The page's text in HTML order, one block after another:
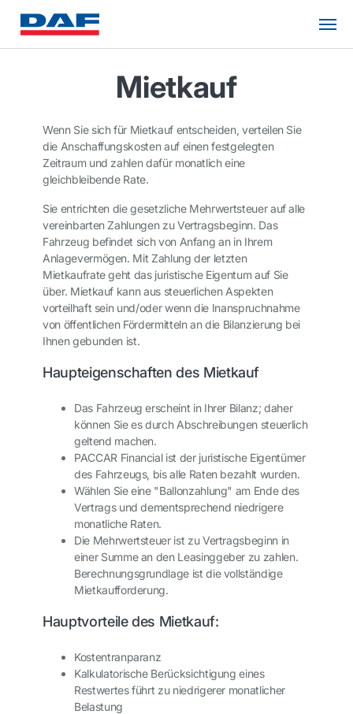
Mietkauf
Wenn Sie sich für Mietkauf entscheiden, verteilen Sie
die Anschaffungskosten auf einen festgelegten
Zeitraum und zahlen dafür monatlich eine
gleichbleibende Rate.
Sie entrichten die gesetzliche Mehrwertsteuer auf alle
vereinbarten Zahlungen zu Vertragsbeginn. Das
Fahrzeug befindet sich von Anfang an in Ihrem
Anlagevermögen. Mit Zahlung der letzten
Mietkaufrate geht das juristische Eigentum auf Sie
über. Mietkauf kann aus steuerlichen Aspekten
vorteilhaft sein und/oder wenn die Inanspruchnahme
von öffentlichen Fördermitteln an die Bilanzierung bei
Ihnen gebunden ist.
Haupteigenschaften des Mietkauf
Das Fahrzeug erscheint in Ihrer Bilanz; daher
können Sie es durch Abschreibungen steuerlich
geltend machen.
PACCAR Financial ist der juristische Eigentümer
des Fahrzeugs, bis alle Raten bezahlt wurden.
Wählen Sie eine "Ballonzahlung" am Ende des
Vertrags und dementsprechend niedrigere
monatliche Raten.
Die Mehrwertsteuer ist zu Vertragsbeginn in
einer Summe an den Leasinggeber zu zahlen.
Berechnungsgrundlage ist die vollständige
Mietkaufforderung.
Hauptvorteile des Mietkauf:
Kostentranparanz
Kalkulatorische Berücksichtigung eines
Restwertes führt zu niedrigerer monatlicher
Belastung